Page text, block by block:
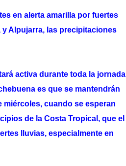
en alerta amarilla por fuertes
y Alpujarra, las precipitaciones
activa durante toda la jornada
es que se mantendrán
miércoles, cuando se esperan
de la Costa Tropical, que el
lluvias, especialmente en